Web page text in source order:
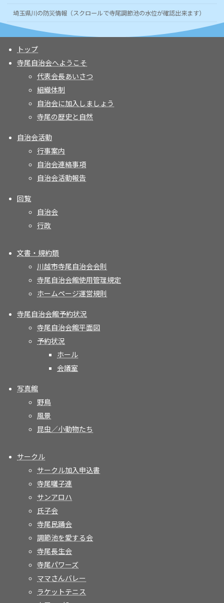
埼玉県川の防災情報（スクロールで寺尾調節池の水位が確認出来ます）
トップ
寺尾自治会へようこそ
代表会長あいさつ
組織体制
自治会に加入しましょう
寺尾の歴史と自然
自治会活動
行事案内
自治会連絡事項
自治会活動報告
回覧
自治会
行政
文書・規約類
川越市寺尾自治会会則
寺尾自治会館使用管理規定
ホームページ運営規則
寺尾自治会館予約状況
寺尾自治会館平面図
予約状況
ホール
会議室
写真館
野鳥
風景
昆虫／小動物たち
サークル
サークル加入申込書
寺尾囃子連
サンアロハ
氏子会
寺尾民踊会
調節池を愛する会
寺尾長生会
寺尾パワーズ
ママさんバレー
ラケットテニス